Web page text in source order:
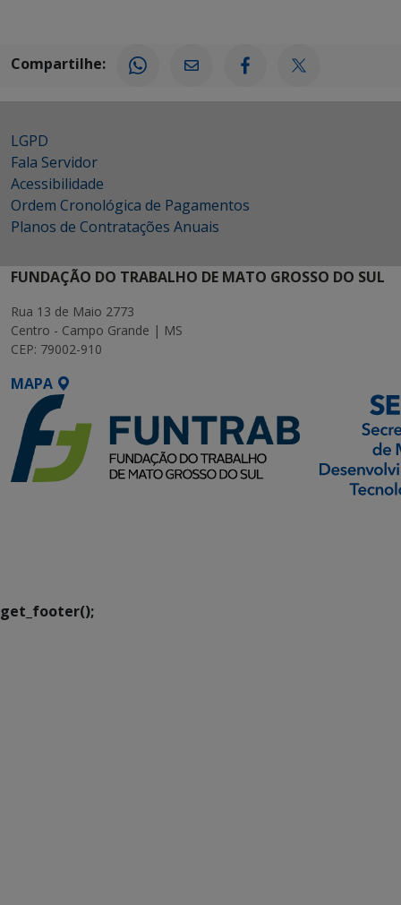
Compartilhe:
LGPD
Fala Servidor
Acessibilidade
Ordem Cronológica de Pagamentos
Planos de Contratações Anuais
FUNDAÇÃO DO TRABALHO DE MATO GROSSO DO SUL
Rua 13 de Maio 2773
Centro - Campo Grande | MS
CEP: 79002-910
MAPA
get_footer();